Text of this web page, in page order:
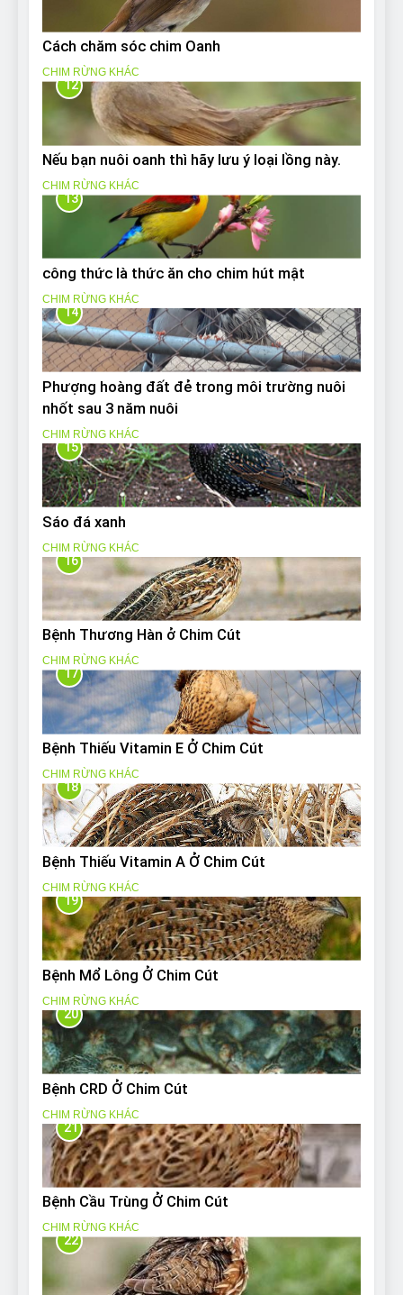
Cách chăm sóc chim Oanh
CHIM RỪNG KHÁC
12
Nếu bạn nuôi oanh thì hãy lưu ý loại lồng này.
CHIM RỪNG KHÁC
13
công thức là thức ăn cho chim hút mật
CHIM RỪNG KHÁC
14
Phượng hoàng đất đẻ trong môi trường nuôi
nhốt sau 3 năm nuôi
CHIM RỪNG KHÁC
15
Sáo đá xanh
CHIM RỪNG KHÁC
16
Bệnh Thương Hàn ở Chim Cút
CHIM RỪNG KHÁC
17
Bệnh Thiếu Vitamin E Ở Chim Cút
CHIM RỪNG KHÁC
18
Bệnh Thiếu Vitamin A Ở Chim Cút
CHIM RỪNG KHÁC
19
Bệnh Mổ Lông Ở Chim Cút
CHIM RỪNG KHÁC
20
Bệnh CRD Ở Chim Cút
CHIM RỪNG KHÁC
21
Bệnh Cầu Trùng Ở Chim Cút
CHIM RỪNG KHÁC
22